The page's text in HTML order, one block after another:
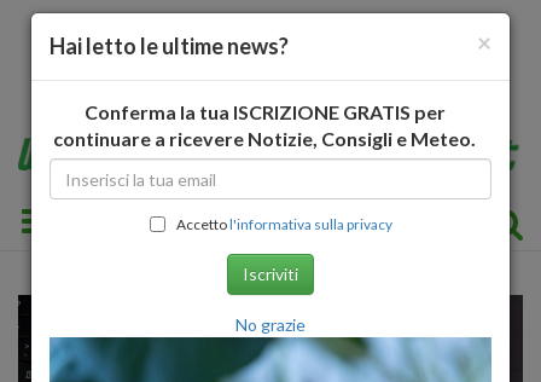
Toggle navigation
×
Hai letto le ultime news?
Conferma la tua ISCRIZIONE GRATIS per
continuare a ricevere Notizie, Consigli e Meteo.
Accettol'informativa sulla privacy
Iscriviti
No grazie